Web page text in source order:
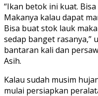
“Ikan betok ini kuat.
Makanya kalau dapat
Bisa buat stok lauk
sedap banget rasanya,”
bantaran kali dan
Asih.
Kalau sudah musim
mulai persiapkan